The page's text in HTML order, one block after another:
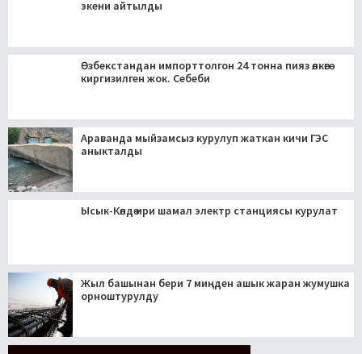
экени айтылды
Өзбекстандан импорттолгон 24 тонна пияз өлкөгө
киргизилген жок. Себеби
Араванда мыйзамсыз курулуп жаткан кичи ГЭС
аныкталды
Ысык-Көлдө ири шамал электр станциясы курулат
Жыл башынан бери 7 миңден ашык жаран жумушка
орноштурулду